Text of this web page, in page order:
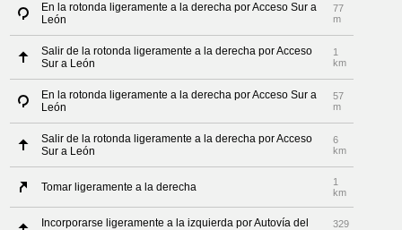
En la rotonda ligeramente a la derecha por Acceso Sur a
León
77
m
Salir de la rotonda ligeramente a la derecha por Acceso
Sur a León
1
km
En la rotonda ligeramente a la derecha por Acceso Sur a
León
57
m
Salir de la rotonda ligeramente a la derecha por Acceso
Sur a León
6
km
Tomar ligeramente a la derecha
1
km
Incorporarse ligeramente a la izquierda por Autovía del
329